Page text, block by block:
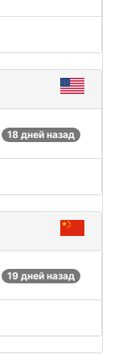
18 дней назад
19 дней назад